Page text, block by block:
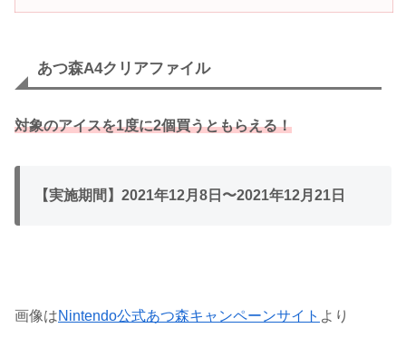
あつ森A4クリアファイル
対象のアイスを1度に2個買うともらえる！
【実施期間】2021年12月8日〜2021年12月21日
画像はNintendo公式あつ森キャンペーンサイト より